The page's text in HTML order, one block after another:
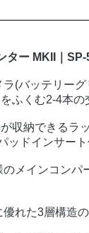
ター MKII｜SP-
(バッテリー
ふくむ2-4本の
収納できるラ
ッドインサー
メインコンパ
れた3層構造